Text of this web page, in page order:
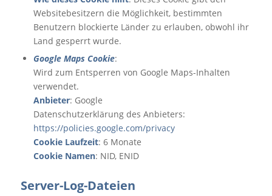
Websitebesitzern die Möglichkeit, bestimmten
Benutzern blockierte Länder zu erlauben, obwohl ihr
Land gesperrt wurde.
Google Maps Cookie:
Wird zum Entsperren von Google Maps-Inhalten
verwendet.
Anbieter: Google
Datenschutzerklärung des Anbieters:
https://policies.google.com/privacy
Cookie Laufzeit: 6 Monate
Cookie Namen: NID, ENID
Server-Log-Dateien